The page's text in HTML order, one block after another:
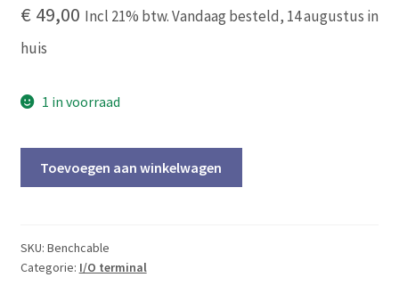
€ 49,00 Incl 21% btw. Vandaag besteld, 14 augustus in
huis
1 in voorraad
quantity
Toevoegen aan winkelwagen
SKU: Benchcable
Categorie: I/O terminal